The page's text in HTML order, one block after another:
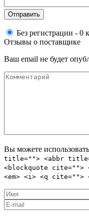
Без регистрации - 0
Отзывы о поставщике
Ваш email не будет
Вы можете
title=""> <abbr
<blockquote cite="">
<em> <i> <q cite="">